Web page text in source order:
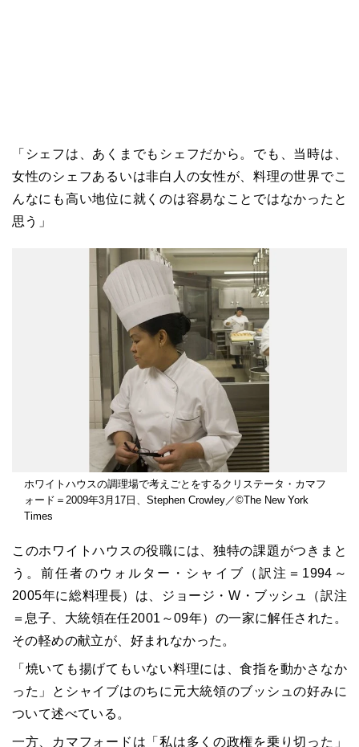
「シェフは、あくまでもシェフだから。でも、当時は、
女性のシェフあるいは非白人の女性が、料理の世界でこ
んなにも高い地位に就くのは容易なことではなかったと
思う」
ホワイトハウスの調理場で考えごとをするクリステータ・カマフ
ォード＝2009年3月17日、Stephen Crowley／©The New York
Times
このホワイトハウスの役職には、独特の課題がつきまと
う。前任者のウォルター・シャイブ（訳注＝1994～
2005年に総料理長）は、ジョージ・W・ブッシュ（訳注
＝息子、大統領在任2001～09年）の一家に解任された。
その軽めの献立が、好まれなかった。
「焼いても揚げてもいない料理には、食指を動かさなか
った」とシャイブはのちに元大統領のブッシュの好みに
ついて述べている。
一方、カマフォードは「私は多くの政権を乗り切った」